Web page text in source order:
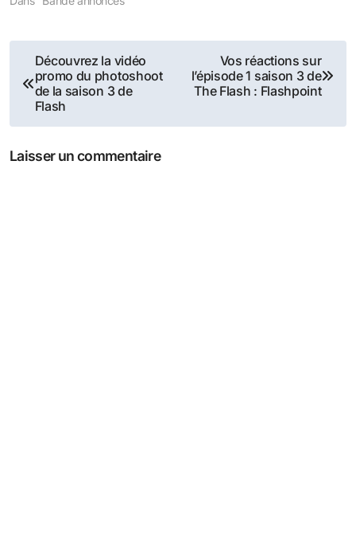
Navigation
de
l’article
Découvrez la vidéo
promo du photoshoot
de la saison 3 de
Flash
Vos réactions sur
l’épisode 1 saison 3 de
The Flash : Flashpoint
Laisser un commentaire